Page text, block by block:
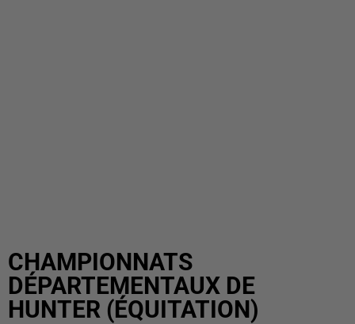
CHAMPIONNATS
DÉPARTEMENTAUX DE
HUNTER (ÉQUITATION)